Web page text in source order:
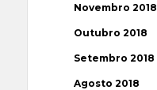
Novembro 2018
Outubro 2018
Setembro 2018
Agosto 2018